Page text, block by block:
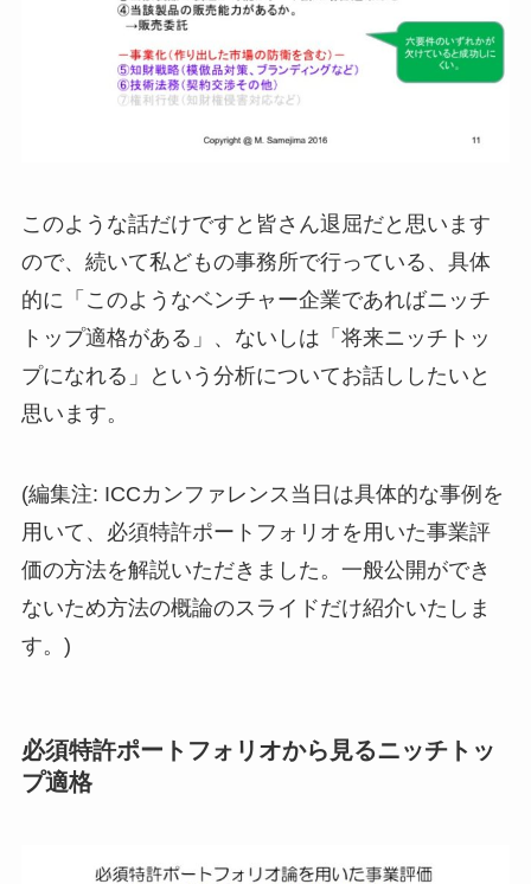
このような話だけですと皆さん退屈だと思います
ので、続いて私どもの事務所で行っている、具体
的に「このようなベンチャー企業であればニッチ
トップ適格がある」、ないしは「将来ニッチトッ
プになれる」という分析についてお話ししたいと
思います。
(編集注: ICCカンファレンス当日は具体的な事例を
用いて、必須特許ポートフォリオを用いた事業評
価の方法を解説いただきました。一般公開ができ
ないため方法の概論のスライドだけ紹介いたしま
す。)
必須特許ポートフォリオから見るニッチトッ
プ適格